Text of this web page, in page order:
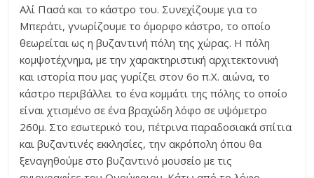
Αλί Πασά και το κάστρο του. Συνεχίζουμε για το
Μπεράτι, γνωρίζουμε το όμορφο κάστρο, το οποίο
θεωρείται ως η βυζαντινή πόλη της χώρας. Η πόλη
κομψοτέχνημα, με την χαρακτηριστική αρχιτεκτονική
και ιστορία που μας γυρίζει στον 6ο π.Χ. αιώνα, το
κάστρο περιβάλλει το ένα κομμάτι της πόλης το οποίο
είναι χτισμένο σε ένα βραχώδη λόφο σε υψόμετρο
260μ. Στο εσωτερικό του, πέτρινα παραδοσιακά σπίτια
και βυζαντινές εκκλησίες, την ακρόπολη όπου θα
ξεναγηθούμε στο βυζαντινό μουσείο με τις